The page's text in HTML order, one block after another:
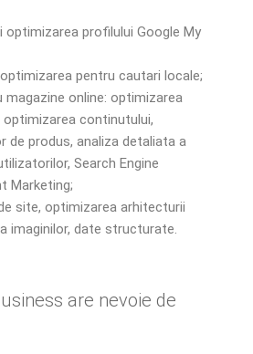
optimizarea profilului Google My
pentru cautari locale;
magazine online: optimizarea
continutului,
de produs, analiza detaliata a
Search Engine
Marketing;
site, optimizarea arhitecturii
imaginilor, date structurate.
are nevoie de